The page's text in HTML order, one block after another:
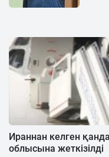
Ираннан келген
облысына жеткізілді